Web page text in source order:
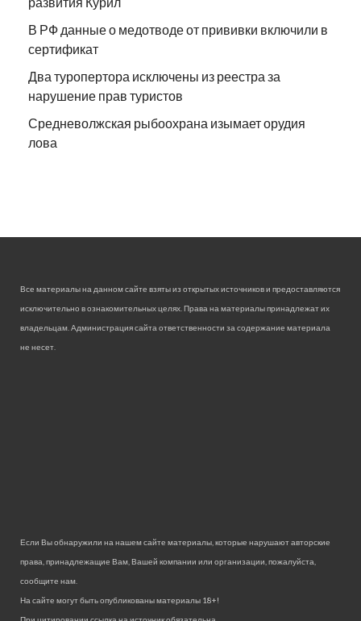
В РФ данные о медотводе от прививки включили в
сертификат
Два туропертора исключены из реестра за
нарушение прав туристов
Средневолжская рыбоохрана изымает орудия
лова
Все материалы на данном сайте взяты из открытых источников и предоставляются
исключительно в ознакомительных целях. Права на материалы принадлежат их
владельцам. Администрация сайта ответственности за содержание материала
не несет.
Если Вы обнаружили на нашем сайте материалы, которые нарушают авторские
права, принадлежащие Вам, Вашей компании или организации, пожалуйста,
сообщите нам.
На сайте могут быть опубликованы материалы 18+!